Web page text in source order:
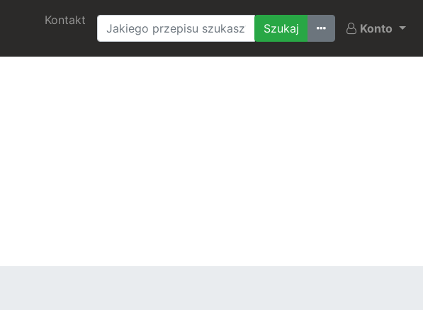
Kontakt
Ostatnio szukane
Konto